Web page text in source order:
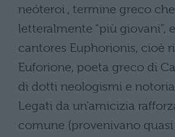
neóteroi , termine greco
letteralmente “più giovani”,
cantores Euphorionis, cioè
Euforione, poeta greco di
di dotti neologismi e
Legati da un’amicizia
comune (provenivano